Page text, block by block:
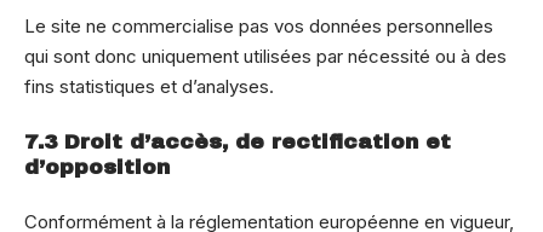
Le site ne commercialise pas vos données personnelles
qui sont donc uniquement utilisées par nécessité ou à des
fins statistiques et d’analyses.
7.3 Droit d’accès, de rectification et
d’opposition
Conformément à la réglementation européenne en vigueur,